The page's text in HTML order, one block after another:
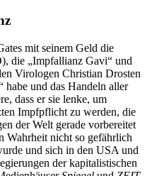
mit seinem Geld die
die „Impfallianz Gavi“ und
Virologen Christian Drosten
habe und das Handeln aller
dass er sie lenke, um
Impfpflicht zu werden, die
der Welt gerade vorbereitet
Wahrheit nicht so gefährlich
und sich in den USA und
der kapitalistischen